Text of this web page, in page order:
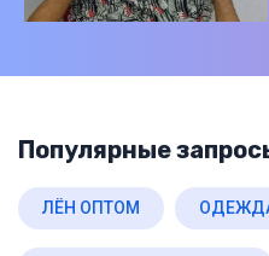
Популярные
ЛЁН ОПТОМ